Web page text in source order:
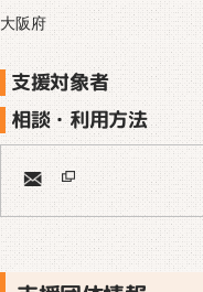
大阪府
支援対象者
相談・利用方法